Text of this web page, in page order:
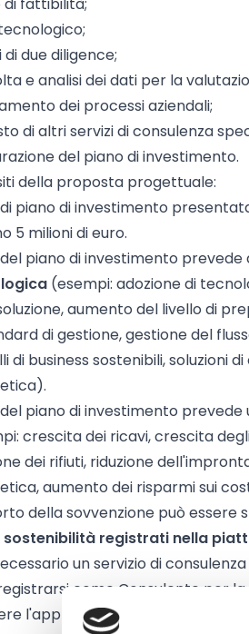
di due diligence;
e analisi dei dati per la
dei processi aziendali;
di altri servizi di consulenza
del piano di investimento.
della proposta progettuale:
di piano di investimento
5 milioni di euro.
del piano di investimento prevede
(esempi: adozione di
aumento del livello di
di gestione, gestione del
di business sostenibili, soluzioni
del piano di investimento prevede
crescita dei ricavi, crescita
dei rifiuti, riduzione
aumento dei risparmi sui
della sovvenzione può essere
sostenibilità registrati nella
un servizio di
come Consulente per
l'approvazione.